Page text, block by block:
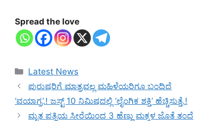
Spread the love
Categories
Latest News
ಪುರುಷರಿಗೆ ಮಾತ್ರವಲ್ಲ ಮಹಿಳೆಯರಿಗೂ ಬಂದಿದೆ
‘ವಯಾಗ್ರ’.! ಜಸ್ಟ್ 10 ನಿಮಿಷದಲ್ಲಿ ‘ಲೈಂಗಿಕ ಶಕ್ತಿ’ ಹೆಚ್ಚಿಸುತ್ತೆ.!
ಮೃತ ಪತ್ನಿಯ ಸೀರೆಯಿಂದ 3 ಹೆಣ್ಣು ಮಕ್ಕಳ ಜೊತೆ ತಂದೆ